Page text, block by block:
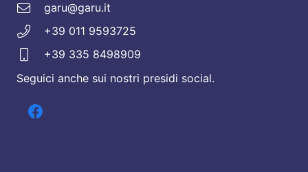
garu@garu.it
+39 011 9593725
+39 335 8498909
Seguici anche sui nostri presidi social.